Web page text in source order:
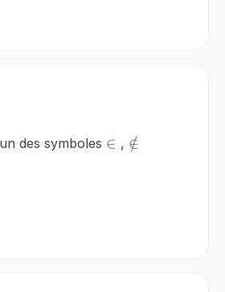
des symboles \in
∈ , \notin
∈
/